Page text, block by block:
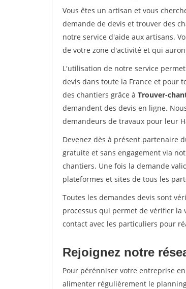
Vous êtes un artisan et vous
demande de devis et trouver des
notre service d'aide aux artisans.
de votre zone d'activité et qui
L'utilisation de notre service
devis dans toute la France et pour
des chantiers grâce à Trouver-
demandent des devis en ligne.
demandeurs de travaux pour leur
Devenez dès à présent partenaire
gratuite et sans engagement via
chantiers. Une fois la demande
plateformes et sites de tous les
Toutes les demandes devis sont
processus qui permet de vérifier la
contact avec les particuliers pour
Rejoignez notre
Pour pérénniser votre entreprise
alimenter régulièrement le